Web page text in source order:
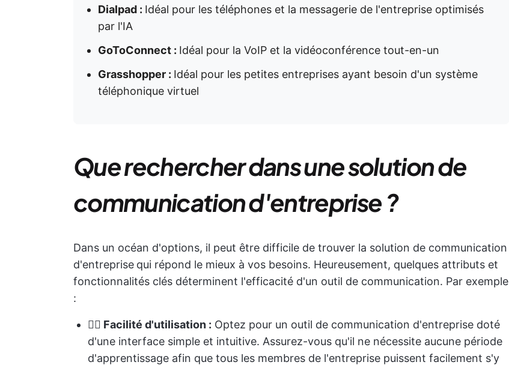
Dialpad : Idéal pour les téléphones et la messagerie de l'entreprise optimisés
par l'IA
GoToConnect : Idéal pour la VoIP et la vidéoconférence tout-en-un
Grasshopper : Idéal pour les petites entreprises ayant besoin d'un système
téléphonique virtuel
Que rechercher dans une solution de
communication d'entreprise ?
Dans un océan d'options, il peut être difficile de trouver la solution de communication
d'entreprise qui répond le mieux à vos besoins. Heureusement, quelques attributs et
fonctionnalités clés déterminent l'efficacité d'un outil de communication. Par exemple
:
👉🏻 Facilité d'utilisation : Optez pour un outil de communication d'entreprise doté
d'une interface simple et intuitive. Assurez-vous qu'il ne nécessite aucune période
d'apprentissage afin que tous les membres de l'entreprise puissent facilement s'y